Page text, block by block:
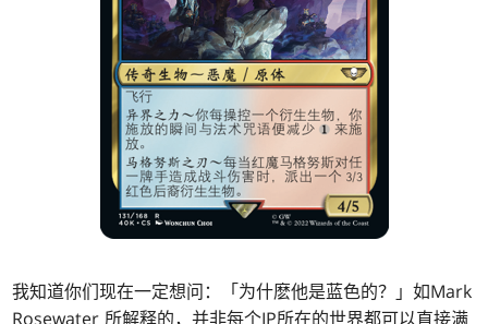
我知道你们现在一定想问：「为什麽他是蓝色的？」如Mark
Rosewater 所解释的，并非每个IP所在的世界都可以直接满